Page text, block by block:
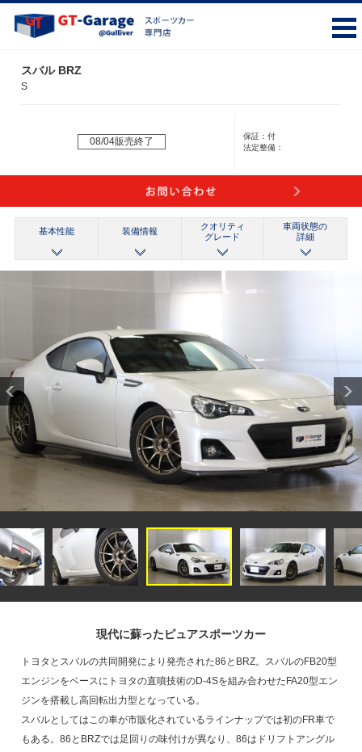
スバル BRZ
S
08/04販売終了 保証：付
法定整備：
基本性能 装備情報
クオリティ
グレード
車両状態の
詳細
現代に蘇ったピュアスポーツカー
トヨタとスバルの共同開発により発売された86とBRZ。スバルのFB20型
エンジンをベースにトヨタの直噴技術のD-4Sを組み合わせたFA20型エン
ジンを搭載し高回転出力型となっている。
スバルとしてはこの車が市販化されているラインナップでは初のFR車で
もある。86とBRZでは足回りの味付けが異なり、86はドリフトアングル